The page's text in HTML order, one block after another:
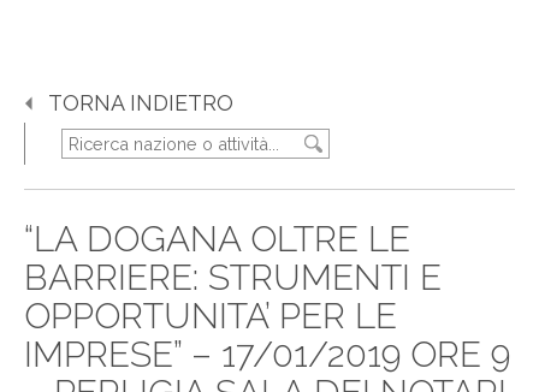
TORNA INDIETRO
“LA DOGANA OLTRE LE
BARRIERE: STRUMENTI E
OPPORTUNITA’ PER LE
IMPRESE” – 17/01/2019 ORE 9